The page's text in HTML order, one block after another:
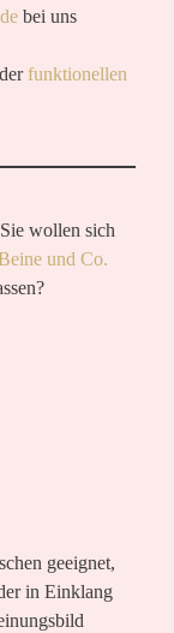
bei uns
funktionellen
wollen sich
und Co.
geeignet,
in Einklang